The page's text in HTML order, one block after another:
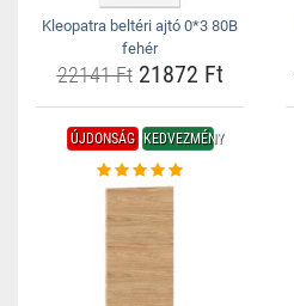
Kleopatra beltéri ajtó 0*3 80B
fehér
22141 Ft21872 Ft
ÚJDONSÁG KEDVEZMÉNY